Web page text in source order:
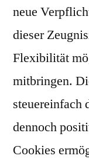
neue
dieser
Flexibilität
mitbringen.
steuereinfach
dennoch
Cookies